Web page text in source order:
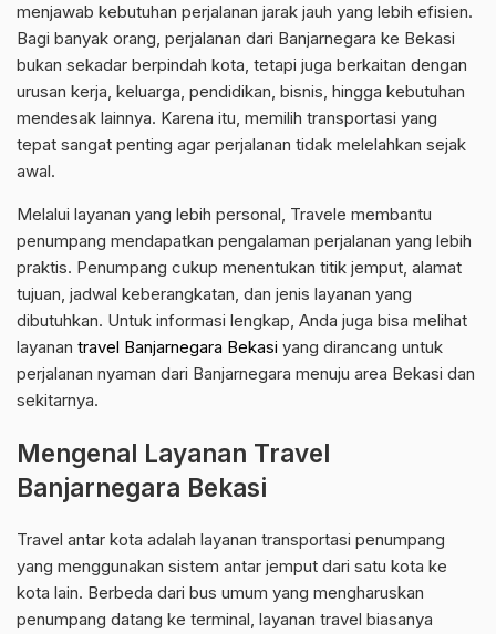
menjawab kebutuhan perjalanan jarak jauh yang lebih efisien.
Bagi banyak orang, perjalanan dari Banjarnegara ke Bekasi
bukan sekadar berpindah kota, tetapi juga berkaitan dengan
urusan kerja, keluarga, pendidikan, bisnis, hingga kebutuhan
mendesak lainnya. Karena itu, memilih transportasi yang
tepat sangat penting agar perjalanan tidak melelahkan sejak
awal.
Melalui layanan yang lebih personal, Travele membantu
penumpang mendapatkan pengalaman perjalanan yang lebih
praktis. Penumpang cukup menentukan titik jemput, alamat
tujuan, jadwal keberangkatan, dan jenis layanan yang
dibutuhkan. Untuk informasi lengkap, Anda juga bisa melihat
layanan travel Banjarnegara Bekasi yang dirancang untuk
perjalanan nyaman dari Banjarnegara menuju area Bekasi dan
sekitarnya.
Mengenal Layanan Travel
Banjarnegara Bekasi
Travel antar kota adalah layanan transportasi penumpang
yang menggunakan sistem antar jemput dari satu kota ke
kota lain. Berbeda dari bus umum yang mengharuskan
penumpang datang ke terminal, layanan travel biasanya